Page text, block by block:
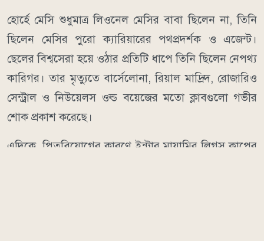
হোর্হে মেসি শুধুমাত্র লিওনেল মেসির বাবা ছিলেন না, তিনি
ছিলেন মেসির পুরো ক্যারিয়ারের পথপ্রদর্শক ও এজেন্ট।
ছেলের বিশ্বসেরা হয়ে ওঠার প্রতিটি ধাপে তিনি ছিলেন নেপথ্য
কারিগর। তার মৃত্যুতে বার্সেলোনা, রিয়াল মাদ্রিদ, রোজারিও
সেন্ট্রাল ও নিউয়েলস ওল্ড বয়েজের মতো ক্লাবগুলো গভীর
শোক প্রকাশ করেছে।
এদিকে, পিতৃবিয়োগের কারণে ইন্টার মায়ামির লিগস কাপের